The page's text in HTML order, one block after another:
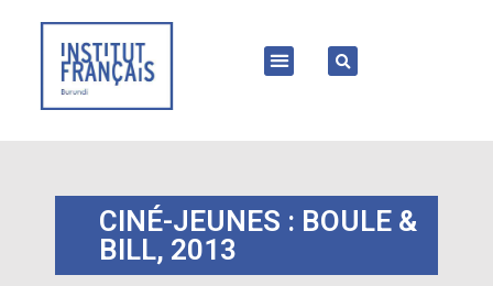
CINÉ-JEUNES : BOULE &
BILL, 2013